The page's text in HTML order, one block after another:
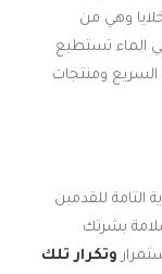
وهي من
الماء تستطيع
ومنتجات
التامة للقدمين
بشرتك
وتكرار تلك